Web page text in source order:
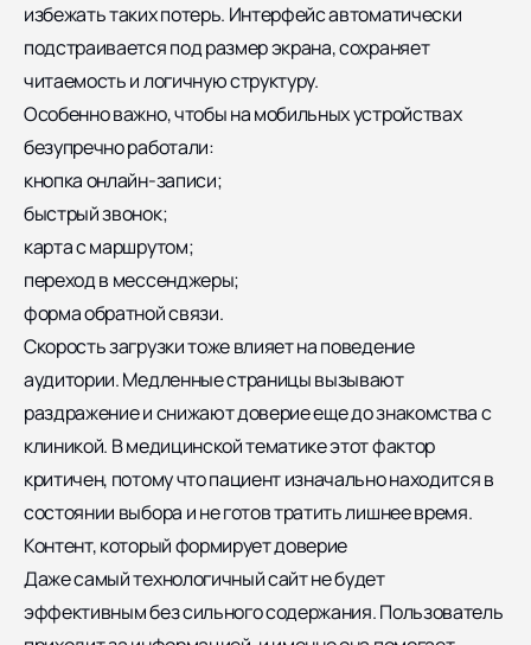
избежать таких потерь. Интерфейс автоматически
подстраивается под размер экрана, сохраняет
читаемость и логичную структуру.
Особенно важно, чтобы на мобильных устройствах
безупречно работали:
кнопка онлайн-записи;
быстрый звонок;
карта с маршрутом;
переход в мессенджеры;
форма обратной связи.
Скорость загрузки тоже влияет на поведение
аудитории. Медленные страницы вызывают
раздражение и снижают доверие еще до знакомства с
клиникой. В медицинской тематике этот фактор
критичен, потому что пациент изначально находится в
состоянии выбора и не готов тратить лишнее время.
Контент, который формирует доверие
Даже самый технологичный сайт не будет
эффективным без сильного содержания. Пользователь